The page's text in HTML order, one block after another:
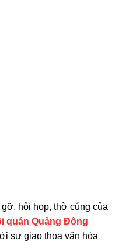
hội họp, thờ cúng của
quán Quảng Đông
sự giao thoa văn hóa